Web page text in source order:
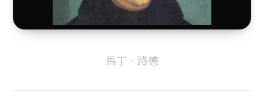
馬丁．路德